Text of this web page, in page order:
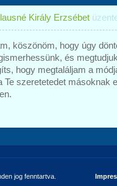
Király Erzsébet
köszönöm, hogy úgy
és
hogy megtaláljam a
Te szeretetedet másoknak
jog fenntartva.